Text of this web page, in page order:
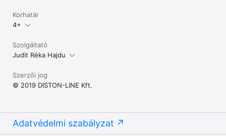
Korhatár
4+
Szolgáltató
Judit Réka Hajdu
Szerzői jog
© 2019 DISTON-LINE Kft.
Adatvédelmi szabályzat